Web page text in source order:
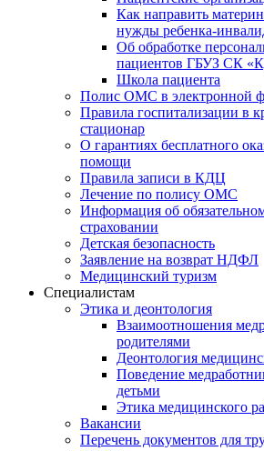
Как направить
нужды ребенка-
Об обработке
пациентов ГБУЗ СК
Школа пациента
Полис ОМС в электронной
Правила госпитализации в
стационар
О гарантиях бесплатного
помощи
Правила записи в КДЦ
Лечение по полису ОМС
Информация об
страховании
Детская безопасность
Заявление на возврат НДФЛ
Медицинский туризм
Специалистам
Этика и деонтология
Взаимоотношения
родителями
Деонтология
Поведение
детьми
Этика медицинского
Вакансии
Перечень документов для